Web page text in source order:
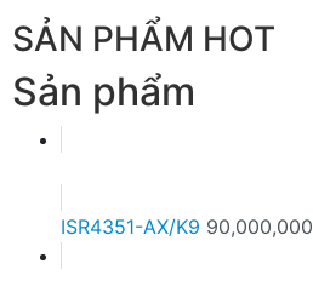
SẢN PHẨM HOT
Sản phẩm
ISR4351-AX/K9 90,000,000